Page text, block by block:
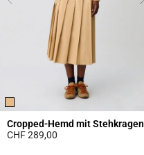
Cropped-Hemd mit Stehkragen
CHF 289,00